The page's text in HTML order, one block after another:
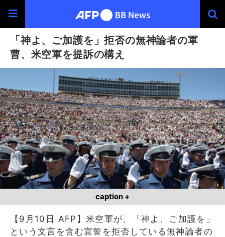
「神よ、ご加護を」拒否の無神論者の軍
曹、米空軍を提訴の構え
caption +
【9月10日 AFP】米空軍が、「神よ、ご加護を」
という文言を含む宣誓を拒否している無神論者の